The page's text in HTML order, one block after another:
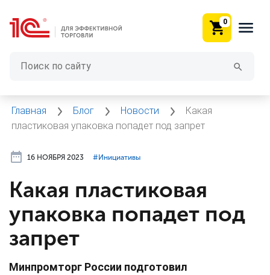
0
Главная Блог Новости
Какая
пластиковая упаковка попадет под запрет
16 НОЯБРЯ 2023 #⁣Инициативы
Какая пластиковая
упаковка попадет под
запрет
Минпромторг России подготовил